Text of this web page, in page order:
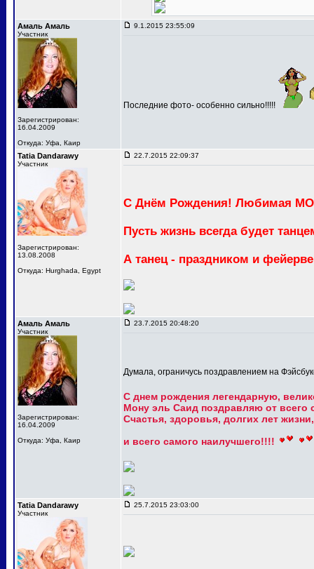
Амаль Амаль
Участник
Зарегистрирован:
16.04.2009
Откуда: Уфа, Каир
9.1.2015 23:55:09
Последние фото- особенно сильно!!!!!
Tatia Dandarawy
Участник
Зарегистрирован:
13.08.2008
Откуда: Hurghada, Egypt
22.7.2015 22:09:37
С Днём Рождения! Любимая
Пусть жизнь всегда будет
А танец - праздником и
Амаль Амаль
Участник
Зарегистрирован:
16.04.2009
Откуда: Уфа, Каир
23.7.2015 20:48:20
Думала, ограничусь поздравлением на
С днем рождения легендарную,
Мону эль Саид поздравляю от всего
Счастья, здоровья, долгих лет
и всего самого наилучшего!!!!
Tatia Dandarawy
Участник
25.7.2015 23:03:00